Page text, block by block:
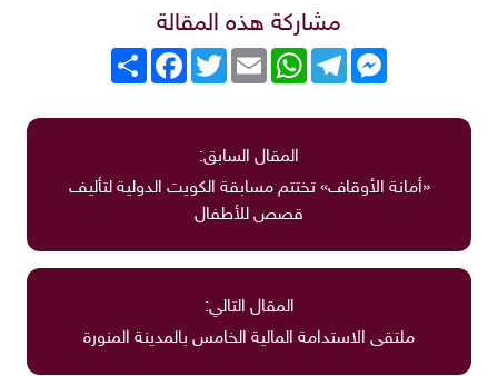
مشاركة هذه المقالة
انشر
FacebookTwitterEmail
WhatsAppTelegram
Messenger
المقال السابق:
«أمانة الأوقاف» تختتم مسابقة الكويت الدولية لتأليف
قصص للأطفال
المقال التالي:
ملتقى الاستدامة المالية الخامس بالمدينة المنورة